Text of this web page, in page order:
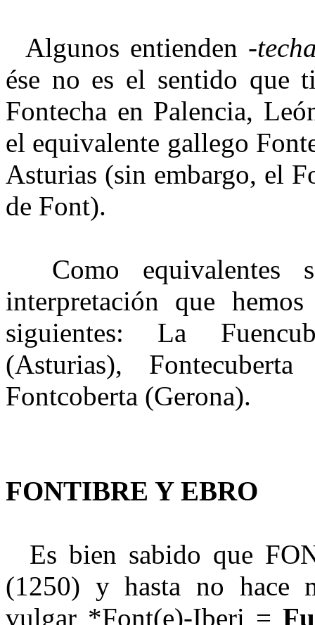
Algunos entienden -
ése no es el sentido que
Fontecha en Palencia,
el equivalente gallego
Asturias (sin embargo, el
de Font).
Como equivalentes
interpretación que
siguientes: La
(Asturias),
Fontcoberta (Gerona).
FONTIBRE Y EBRO
Es bien sabido que
(1250) y hasta no hace
vulgar *Font(e)-Iberi =